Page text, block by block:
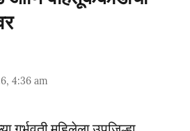
4:36 am